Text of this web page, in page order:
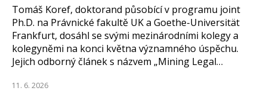
Tomáš Koref, doktorand působící v programu joint
Ph.D. na Právnické fakultě UK a Goethe-Universität
Frankfurt, dosáhl se svými mezinárodními kolegy a
kolegyněmi na konci května významného úspěchu.
Jejich odborný článek s názvem „Mining Legal…
11. 6. 2026